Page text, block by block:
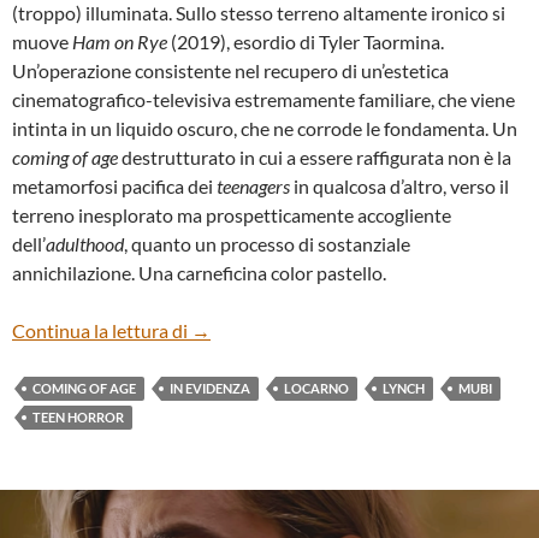
(troppo) illuminata. Sullo stesso terreno altamente ironico si
muove Ham on Rye (2019), esordio di Tyler Taormina.
Un’operazione consistente nel recupero di un’estetica
cinematografico-televisiva estremamente familiare, che viene
intinta in un liquido oscuro, che ne corrode le fondamenta. Un
coming of agedestrutturato in cui a essere raffigurata non è la
metamorfosi pacifica dei teenagers in qualcosa d’altro, verso il
terreno inesplorato ma prospetticamente accogliente
dell’adulthood, quanto un processo di sostanziale
annichilazione. Una carneficina color pastello.
Continua la lettura di “HAM ON RYE”, DI TYLER TAORMINA
→
COMING OF AGE IN EVIDENZA LOCARNO LYNCH
MUBI
TEEN HORROR